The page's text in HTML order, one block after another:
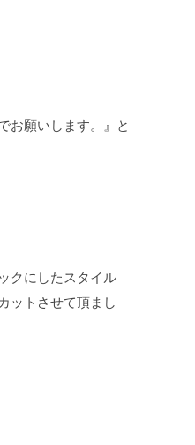
お願いします。』と
クにしたスタイル
ットさせて頂まし